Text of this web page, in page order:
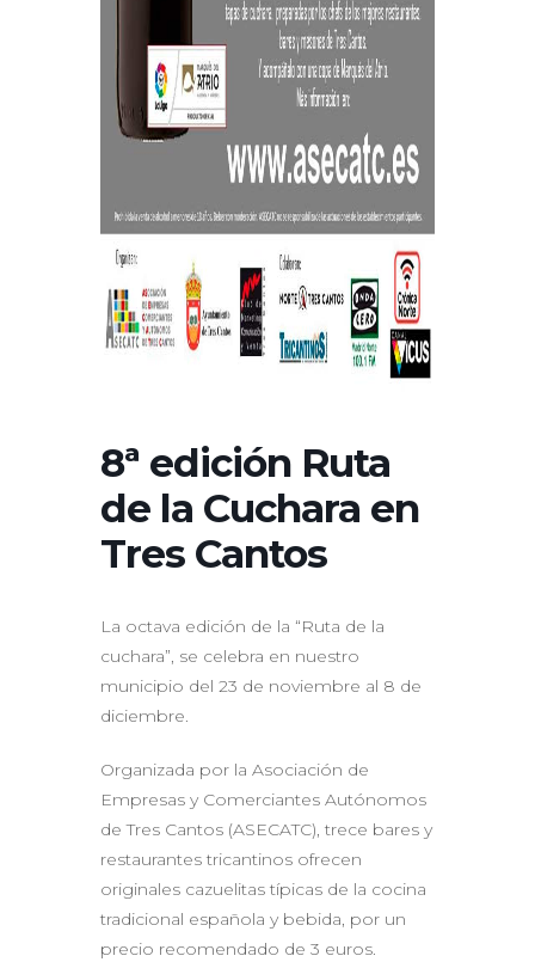
8ª edición Ruta
de la Cuchara en
Tres Cantos
La octava edición de la “Ruta de la
cuchara”, se celebra en nuestro
municipio del 23 de noviembre al 8 de
diciembre.
Organizada por la Asociación de
Empresas y Comerciantes Autónomos
de Tres Cantos (ASECATC), trece bares y
restaurantes tricantinos ofrecen
originales cazuelitas típicas de la cocina
tradicional española y bebida, por un
precio recomendado de 3 euros.